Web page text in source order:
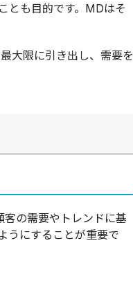
とも目的です。MDはそ
大限に引き出し、需要を
の需要やトレンドに基
うにすることが重要で